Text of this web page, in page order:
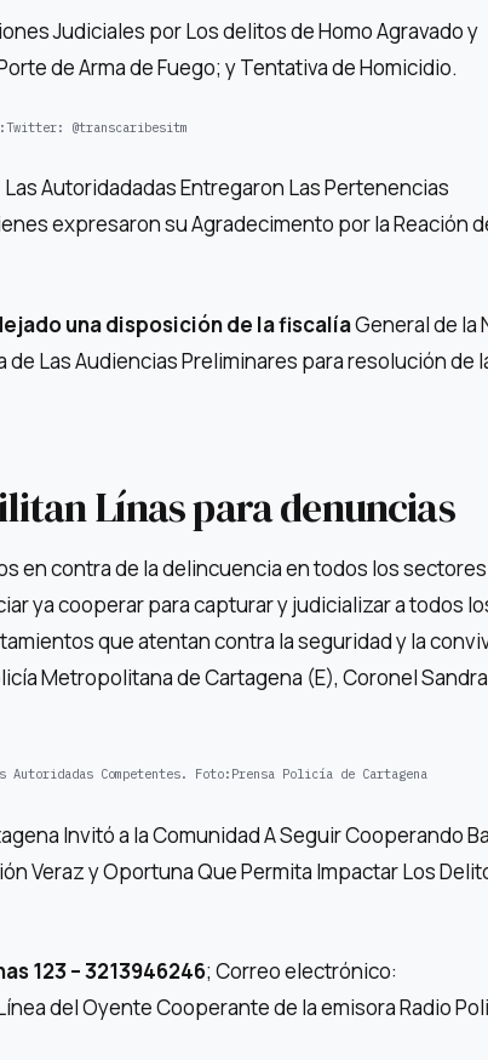
Judiciales por Los delitos de Homo Agravado y
de Arma de Fuego; y Tentativa de Homicidio.
Twitter: @transcaribesitm
Autoridadadas Entregaron Las Pertenencias
expresaron su Agradecimento por la Reación
una disposición de la fiscalíaGeneral de la
de Las Audiencias Preliminares para resolución de
Línas para denuncias
en contra de la delincuencia en todos los sectores
ya cooperar para capturar y judicializar a todos
que atentan contra la seguridad y la
Metropolitana de Cartagena (E), Coronel Sandra
Competentes. Foto: Prensa Policía de Cartagena
Invitó a la Comunidad A Seguir Cooperando
Veraz y Oportuna Que Permita Impactar Los
123 – 3213946246; Correo electrónico:
del Oyente Cooperante de la emisora ​​Radio